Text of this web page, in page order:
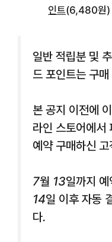
인트(6,480원)
일반 적립분 및
드 포인트는 구
본 공지 이전에
라인 스토어에서
예약 구매하신
7월 13일까지 예
14일 이후 자동
다.